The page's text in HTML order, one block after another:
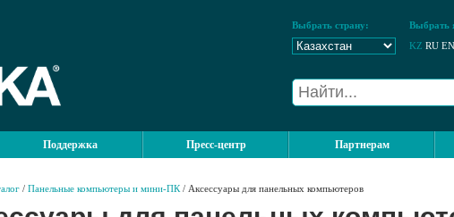
Выбрать страну:
Выбрать
KZ RU
Поддержка Пресс-центр Партнерам
/ Панельные компьютеры и мини-ПК / Аксессуары для панельных компьютеров